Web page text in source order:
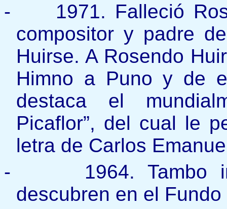
-
1971. Falleció
compositor y padre
Huirse. A Rosendo
Himno a Puno y de
destaca el
Picaflor”, del cual le
letra de Carlos
-
1964. Tambo
descubren en el